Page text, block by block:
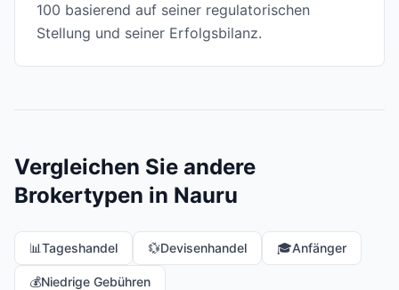
100 basierend auf seiner regulatorischen
Stellung und seiner Erfolgsbilanz.
Vergleichen Sie andere
Brokertypen in Nauru
📊Tageshandel 💱Devisenhandel 🎓Anfänger
💰Niedrige Gebühren